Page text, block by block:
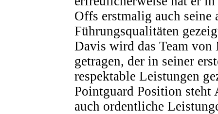
Offs erstmalig auch seine
Führungsqualitäten
Davis wird das Team von
getragen, der in seiner
respektable Leistungen
Pointguard Position
auch ordentliche